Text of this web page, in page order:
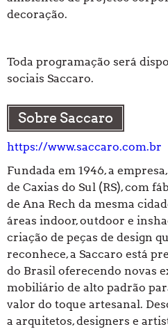
decoração.
Toda programação será
sociais Saccaro.
Sobre Saccaro
https://www.saccaro.com.br
Fundada em 1946, a
de Caxias do Sul (RS), com
de Ana Rech da mesma
áreas indoor, outdoor e
criação de peças de design
reconhece, a Saccaro está
do Brasil oferecendo novas
mobiliário de alto padrão
valor do toque artesanal.
a arquitetos, designers e